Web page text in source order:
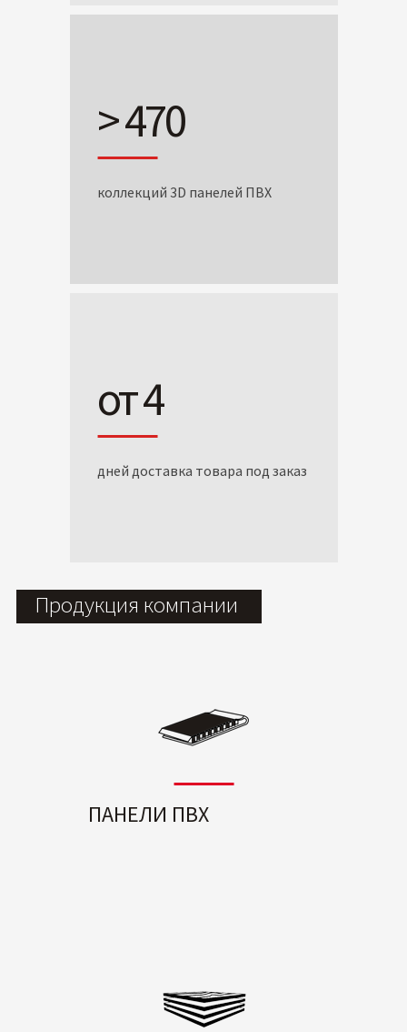
> 470
коллекций 3D панелей ПВХ
от 4
дней доставка товара под заказ
Продукция компании
ПАНЕЛИ ПВХ